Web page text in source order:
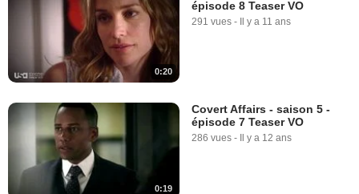
0:20
épisode 8 Teaser VO
291 vues - Il y a 11 ans
0:19
Covert Affairs - saison 5 -
épisode 7 Teaser VO
286 vues - Il y a 12 ans